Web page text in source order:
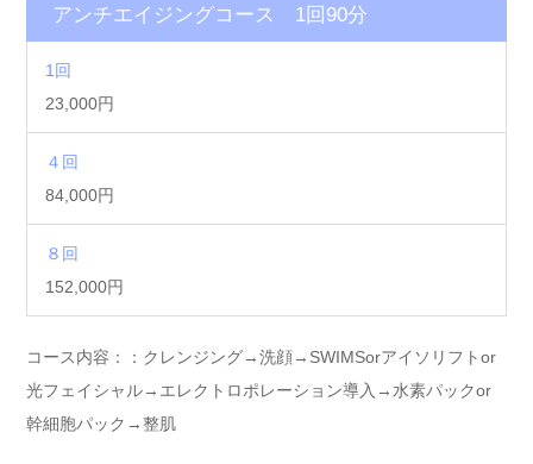
アンチエイジングコース 1回90分
1回
23,000円
４回
84,000円
８回
152,000円
コース内容：：クレンジング→洗顔→SWIMSorアイソリフトor
光フェイシャル→エレクトロポレーション導入→水素パックor
幹細胞パック→整肌